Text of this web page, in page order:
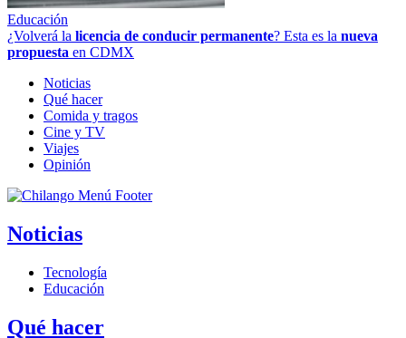
Educación
¿Volverá la licencia de conducir permanente? Esta es la nueva
propuesta en CDMX
Noticias
Qué hacer
Comida y tragos
Cine y TV
Viajes
Opinión
Noticias
Tecnología
Educación
Qué hacer